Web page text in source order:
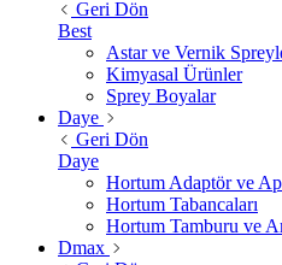
Geri Dön
Best
Astar ve Vernik
Kimyasal Ürünler
Sprey Boyalar
Daye
Geri Dön
Daye
Hortum Adaptör ve
Hortum Tabancaları
Hortum Tamburu ve
Dmax